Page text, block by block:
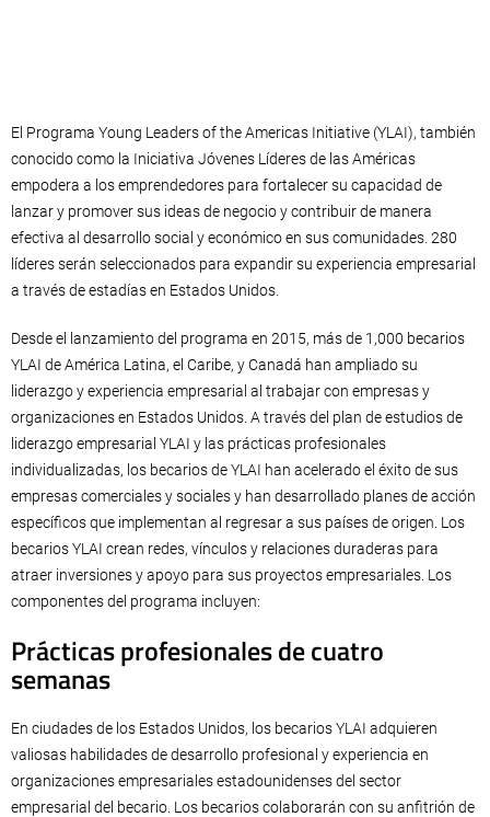
El Programa Young Leaders of the Americas Initiative (YLAI), también
conocido como la Iniciativa Jóvenes Líderes de las Américas
empodera a los emprendedores para fortalecer su capacidad de
lanzar y promover sus ideas de negocio y contribuir de manera
efectiva al desarrollo social y económico en sus comunidades. 280
líderes serán seleccionados para expandir su experiencia empresarial
a través de estadías en Estados Unidos.
Desde el lanzamiento del programa en 2015, más de 1,000 becarios
YLAI de América Latina, el Caribe, y Canadá han ampliado su
liderazgo y experiencia empresarial al trabajar con empresas y
organizaciones en Estados Unidos. A través del plan de estudios de
liderazgo empresarial YLAI y las prácticas profesionales
individualizadas, los becarios de YLAI han acelerado el éxito de sus
empresas comerciales y sociales y han desarrollado planes de acción
específicos que implementan al regresar a sus países de origen. Los
becarios YLAI crean redes, vínculos y relaciones duraderas para
atraer inversiones y apoyo para sus proyectos empresariales. Los
componentes del programa incluyen:
Prácticas profesionales de cuatro
semanas
En ciudades de los Estados Unidos, los becarios YLAI adquieren
valiosas habilidades de desarrollo profesional y experiencia en
organizaciones empresariales estadounidenses del sector
empresarial del becario. Los becarios colaborarán con su anfitrión de